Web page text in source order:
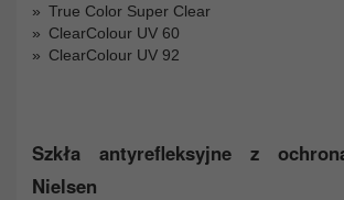
True Color Super Clear
ClearColour UV 60
ClearColour UV 92
Szkła antyrefleksyjne z
Nielsen